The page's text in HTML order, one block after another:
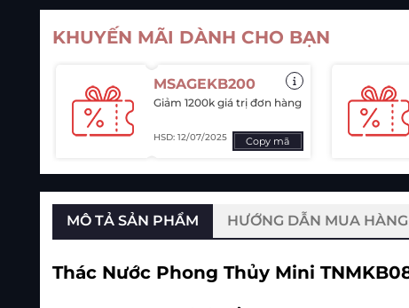
KHUYẾN MÃI DÀNH CHO BẠN
MSAGEKB200
Giảm 1200k giá trị đơn hàng
HSD: 12/07/2025 Copy mã
MÔ TẢ SẢN PHẨM HƯỚNG DẪN MUA HÀNG
Thác Nước Phong Thủy Mini